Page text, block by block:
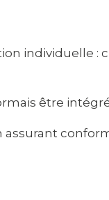
individuelle :
être
assurant